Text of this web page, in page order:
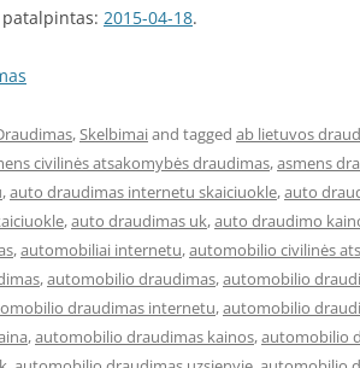
2015-04-18.
,Skelbimaiand tagged ab lietuvos
civilinės atsakomybės draudimas,asmens
,auto draudimas internetu skaiciuokle,auto
,auto draudimas uk,auto draudimo
,automobiliai internetu,automobilio civilinės
,automobilio draudimas,automobilio
draudimas internetu,automobilio
,automobilio draudimas kainos,automobilio